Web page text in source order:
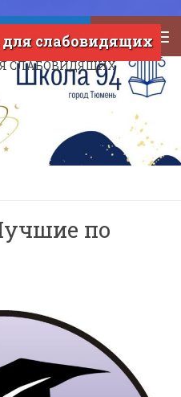
МАОУ СОШ №94 города Тюмени
СЛАБОВИДЯЩИХ
для слабовидящих
по